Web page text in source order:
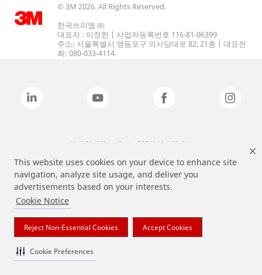
This website uses cookies on your device to enhance site
navigation, analyze site usage, and deliver you
advertisements based on your interests.
Cookie Notice
Reject Non-Essential Cookies Accept Cookies
Cookie Preferences
© 3M 2026. All Rights Reserved.
한국쓰리엠 ㈜
대표자 : 이정한 | 사업자등록번호 116-81-06399
주소: 서울특별시 영등포구 의사당대로 82, 21층 | 대표전
화: 080-033-4114.
상기 열거된 브랜드는 3M의 상표입니다.